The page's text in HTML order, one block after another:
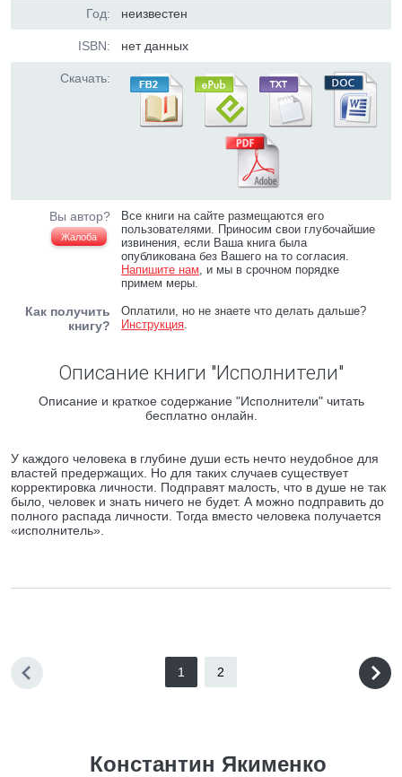
Год: неизвестен
ISBN: нет данных
Скачать:
Вы автор?
Жалоба
Все книги на сайте размещаются его
пользователями. Приносим свои глубочайшие
извинения, если Ваша книга была
опубликована без Вашего на то согласия.
Напишите нам, и мы в срочном порядке
примем меры.
Как получить
книгу?
Оплатили, но не знаете что делать дальше?
Инструкция.
Описание книги "Исполнители"
Описание и краткое содержание "Исполнители" читать
бесплатно онлайн.
У каждого человека в глубине души есть нечто неудобное для
властей предержащих. Но для таких случаев существует
корректировка личности. Подправят малость, что в душе не так
было, человек и знать ничего не будет. А можно подправить до
полного распада личности. Тогда вместо человека получается
«исполнитель».
1 2
Константин Якименко